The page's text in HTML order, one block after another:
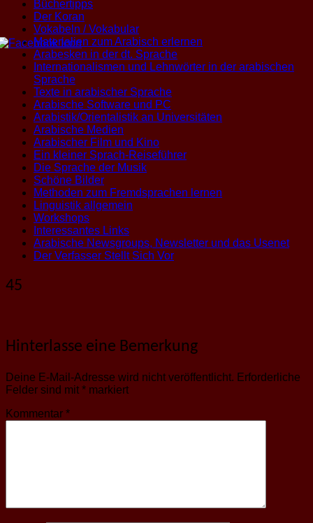
Büchertipps
Der Koran
Vokabeln / Vokabular
Materialien zum Arabisch erlernen
Arabesken in der dt. Sprache
Internationalismen und Lehnwörter in der arabischen
Sprache
Texte in arabischer Sprache
Arabische Software und PC
Arabistik/Orientalistik an Universitäten
Arabische Medien
Arabischer Film und Kino
Ein kleiner Sprach-Reiseführer
Die Sprache der Musik
Schöne Bilder
Methoden zum Fremdsprachen lernen
Linguistik allgemein
Workshops
Interessantes Links
Arabische Newsgroups, Newsletter und das Usenet
Der Verfasser Stellt Sich Vor
45
Hinterlasse eine Bemerkung
Deine E-Mail-Adresse wird nicht veröffentlicht. Erforderliche
Felder sind mit * markiert
Kommentar *